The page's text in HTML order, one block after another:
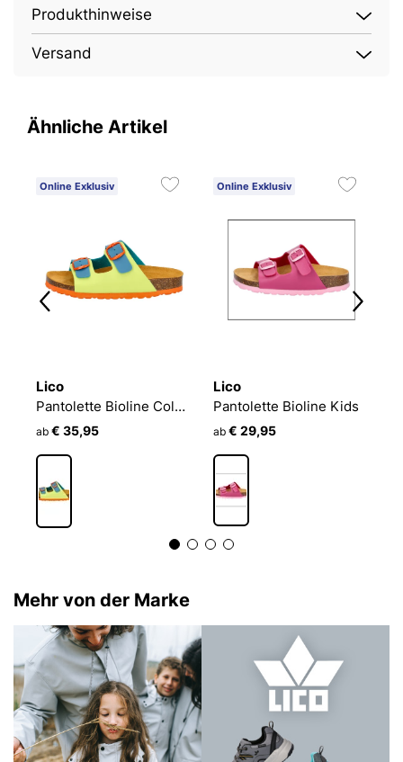
Produkthinweise
Versand
Ähnliche Artikel
Online Exklusiv
Lico
Pantolette Bioline Colored Kids
ab € 35,95
Online Exklusiv
Lico
Pantolette Bioline Kids
ab € 29,95
Mehr von der Marke